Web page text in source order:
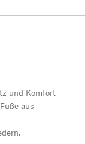
und Komfort
aus